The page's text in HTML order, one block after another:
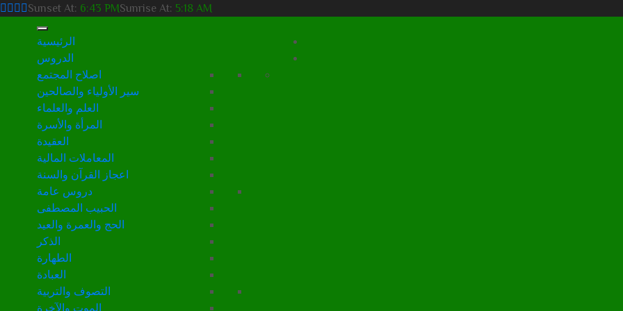
Sunrise At: 5:18 AM
Sunset At: 6:43 PM
الرئيسية
الدروس
اصلاح المجتمع
سير الأولياء والصالحين
العلم والعلماء
المرأة والأسرة
العقيدة
المعاملات المالية
اعجاز القرآن والسنة
دروس عامة
الحبيب المصطفى
الحج والعمرة والعيد
الذكر
الطهارة
العبادة
التصوف والتربية
الموت والآخرة